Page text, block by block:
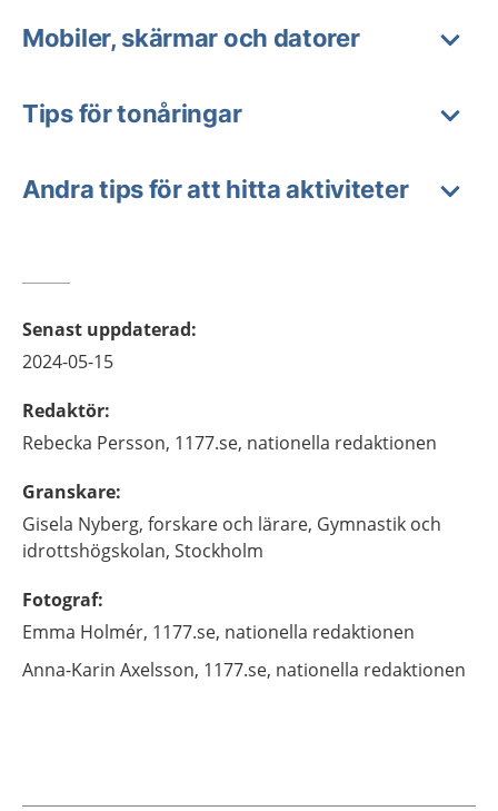
Mobiler, skärmar och datorer
Tips för tonåringar
Andra tips för att hitta aktiviteter
Senast uppdaterad:
2024-05-15
Redaktör:
Rebecka Persson, 1177.se, nationella redaktionen
Granskare:
Gisela Nyberg, forskare och lärare, Gymnastik och
idrottshögskolan, Stockholm
Fotograf:
Emma Holmér, 1177.se, nationella redaktionen
Anna-Karin Axelsson, 1177.se, nationella redaktionen